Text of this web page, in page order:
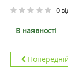
0
В наявності